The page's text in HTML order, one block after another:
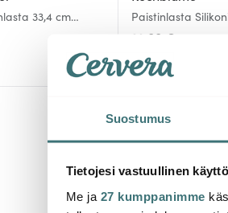
Suostumus
Tietojesi vastuullinen käyttö
Me ja 27 kumppanimme
33,4 cm
Paistinlasta
Harmaa
22.00 €
Saatavilla